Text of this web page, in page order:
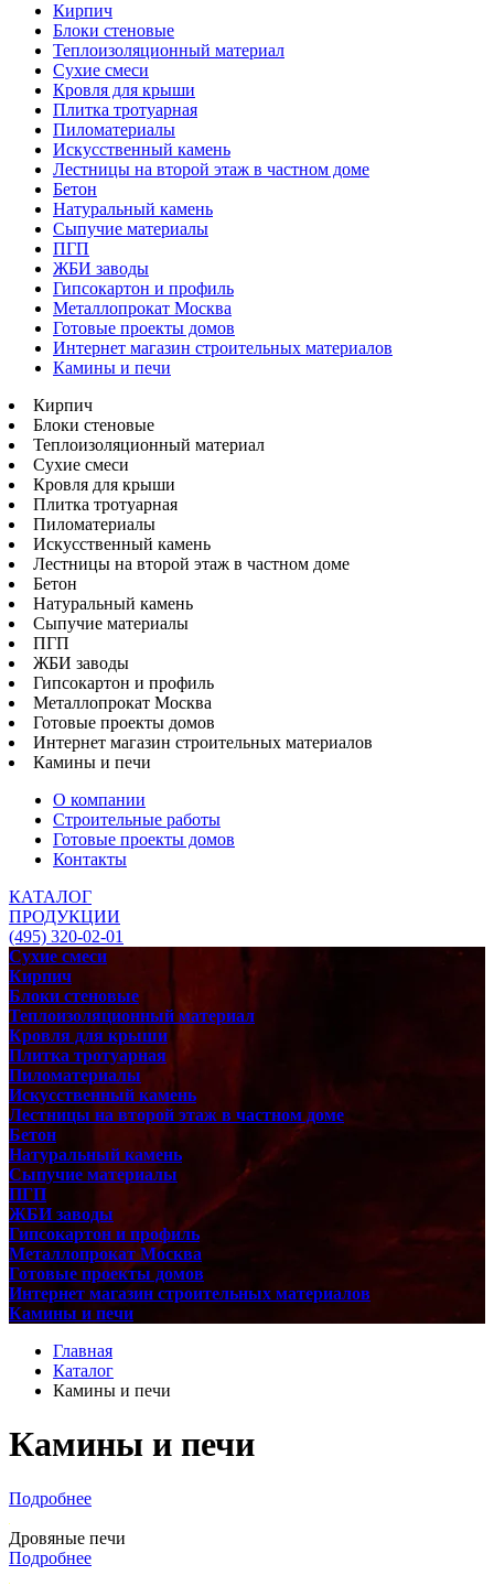
Кирпич
Блоки стеновые
Теплоизоляционный материал
Сухие смеси
Кровля для крыши
Плитка тротуарная
Пиломатериалы
Искусственный камень
Лестницы на второй этаж в частном доме
Бетон
Натуральный камень
Сыпучие материалы
ПГП
ЖБИ заводы
Гипсокартон и профиль
Металлопрокат Москва
Готовые проекты домов
Интернет магазин строительных материалов
Камины и печи
Кирпич
Блоки стеновые
Теплоизоляционный материал
Сухие смеси
Кровля для крыши
Плитка тротуарная
Пиломатериалы
Искусственный камень
Лестницы на второй этаж в частном доме
Бетон
Натуральный камень
Сыпучие материалы
ПГП
ЖБИ заводы
Гипсокартон и профиль
Металлопрокат Москва
Готовые проекты домов
Интернет магазин строительных материалов
Камины и печи
О компании
Строительные работы
Готовые проекты домов
Контакты
КАТАЛОГ
ПРОДУКЦИИ
(495) 320-02-01
Сухие смеси
Кирпич
Блоки стеновые
Теплоизоляционный материал
Кровля для крыши
Плитка тротуарная
Пиломатериалы
Искусственный камень
Лестницы на второй этаж в частном доме
Бетон
Натуральный камень
Сыпучие материалы
ПГП
ЖБИ заводы
Гипсокартон и профиль
Металлопрокат Москва
Готовые проекты домов
Интернет магазин строительных материалов
Камины и печи
Главная
Каталог
Камины и печи
Камины и печи
Подробнее
Дровяные печи
Подробнее